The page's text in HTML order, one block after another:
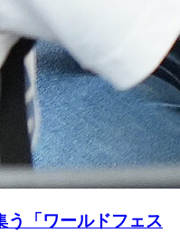
う「ワールドフェス